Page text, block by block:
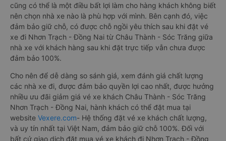
cũng có thể là một điều bất lợi làm cho hàng khách không biết
nên chọn nhà xe nào là phù hợp với mình. Bên cạnh đó, việc
đảm bảo giữ chỗ, có được chỗ ngồi yêu thích sau khi đặt vé
xe đi Nhơn Trạch - Đồng Nai từ Châu Thành - Sóc Trăng giữa
nhà xe với khách hàng sau khi đặt trực tiếp vẫn chưa được
đảm bảo 100%.
Cho nên để dễ dàng so sánh giá, xem đánh giá chất lượng
các nhà xe đi, được đảm bảo quyền lợi cao nhất, được hưởng
nhiều ưu đãi giảm giá vé xe khách Châu Thành - Sóc Trăng
Nhơn Trạch - Đồng Nai, hành khách có thể đặt mua tại
website Vexere.com- Hệ thống đặt vé xe khách chất lượng,
và uy tín nhất tại Việt Nam, đảm bảo giữ chỗ 100%. Đối với
bất cứ giao dịch đặt mua vé xe khách đi Nhơn Trạch - Đồng